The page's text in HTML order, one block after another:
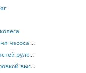
Регулировка натяжения клинового ремня насоса гидравлического усилителя рулевого привода
Монтаж и демонтаж гидравлических частей рулевого механизма с усилителем
Колонка рулевого управления с регулировкой высоты